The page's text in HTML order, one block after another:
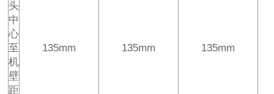
头
中
心
至
机
壁
距
135mm 135mm 135mm